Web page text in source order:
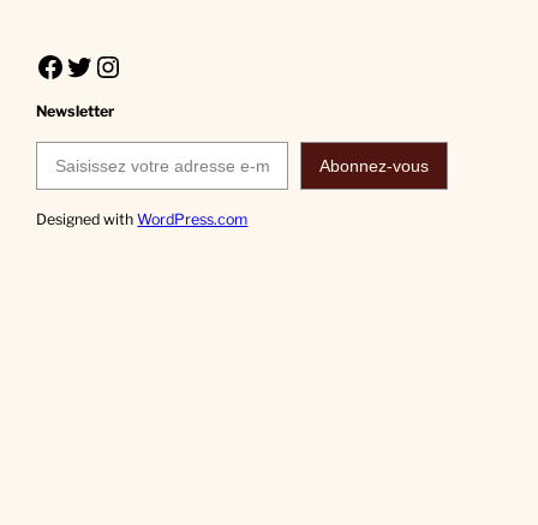
Facebook Twitter Instagram
Newsletter
Saisissez votre adresse e-mail…
Abonnez-vous
Designed withWordPress.com